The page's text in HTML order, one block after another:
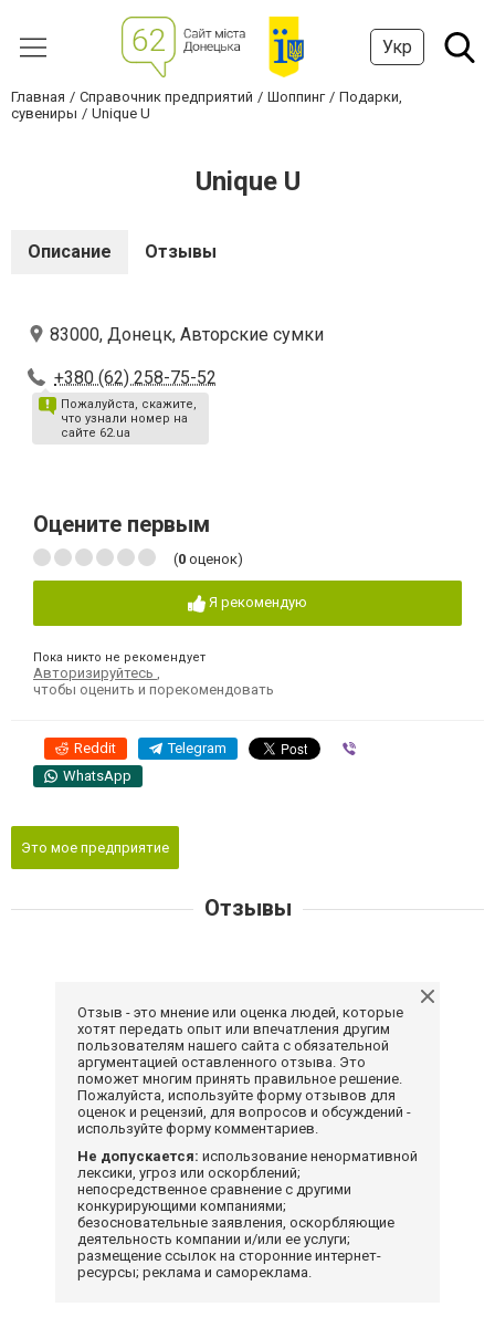
Укр
Главная Справочник предприятий Шоппинг
Подарки,
сувениры
Unique U
Unique U
Описание Отзывы
83000, Донецк, Авторские сумки
+380 (62) 258-75-52
Пожалуйста, скажите,
что узнали номер на
сайте 62.ua
Оцените первым
(0 оценок)
Я рекомендую
Пока никто не рекомендует
Авторизируйтесь
чтобы оценить и порекомендовать
Reddit Telegram
WhatsApp
Это мое предприятие
Отзывы
Отзыв - это мнение или оценка людей, которые
хотят передать опыт или впечатления другим
пользователям нашего сайта с обязательной
аргументацией оставленного отзыва. Это
поможет многим принять правильное решение.
Пожалуйста, используйте форму отзывов для
оценок и рецензий, для вопросов и обсуждений -
используйте форму комментариев.
Не допускается: использование ненормативной
лексики, угроз или оскорблений;
непосредственное сравнение с другими
конкурирующими компаниями;
безосновательные заявления, оскорбляющие
деятельность компании и/или ее услуги;
размещение ссылок на сторонние интернет-
ресурсы; реклама и самореклама.